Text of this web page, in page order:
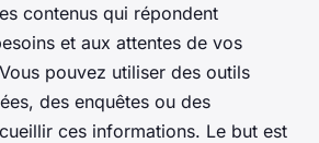
contenus qui répondent
et aux attentes de vos
pouvez utiliser des outils
des enquêtes ou des
ces informations. Le but est